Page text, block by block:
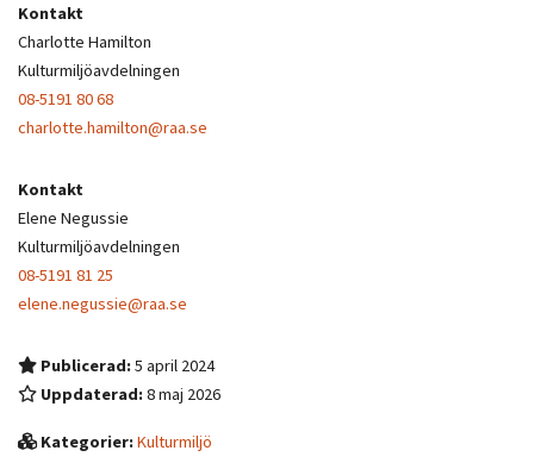
Kontakt
Charlotte Hamilton
Kulturmiljöavdelningen
08-5191 80 68
charlotte.hamilton@raa.se
Kontakt
Elene Negussie
Kulturmiljöavdelningen
08-5191 81 25
elene.negussie@raa.se
Publicerad:5 april 2024
Uppdaterad:8 maj 2026
Kategorier:Kulturmiljö